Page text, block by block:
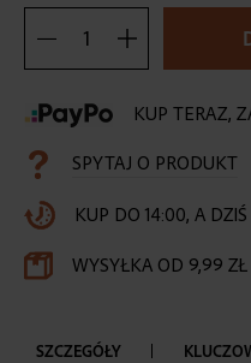
KUP TERAZ,
SPYTAJ O PRODUKT
KUP DO 14:00, A
WYSYŁKA OD 9,99 ZŁ
SZCZEGÓŁY